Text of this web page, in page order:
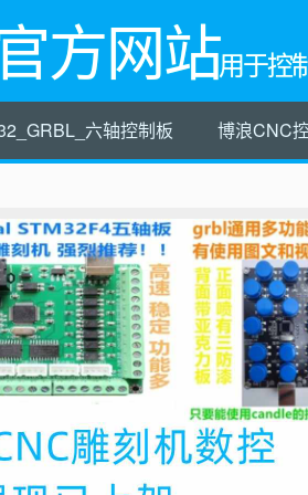
方网站用于控
六轴控制板 博浪CNC